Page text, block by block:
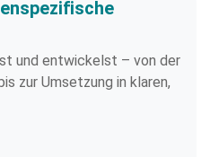
und entwickelst – von der
zur Umsetzung in klaren,